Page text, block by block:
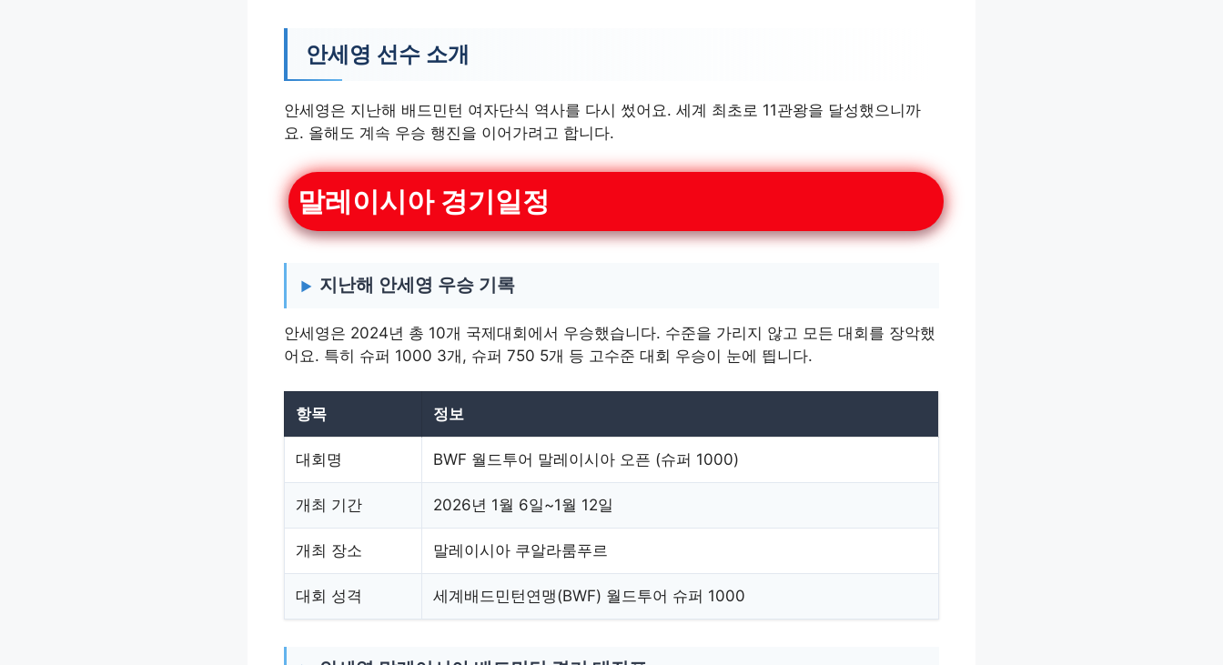
안세영 선수 소개
안세영은 지난해 배드민턴 여자단식 역사를 다시 썼어요. 세계 최초로 11관왕을 달성했으니까
요. 올해도 계속 우승 행진을 이어가려고 합니다.
말레이시아 경기일정
지난해 안세영 우승 기록
안세영은 2024년 총 10개 국제대회에서 우승했습니다. 수준을 가리지 않고 모든 대회를 장악했
어요. 특히 슈퍼 1000 3개, 슈퍼 750 5개 등 고수준 대회 우승이 눈에 띕니다.
항목 정보
대회명 BWF 월드투어 말레이시아 오픈 (슈퍼 1000)
개최 기간 2026년 1월 6일~1월 12일
개최 장소 말레이시아 쿠알라룸푸르
대회 성격 세계배드민턴연맹(BWF) 월드투어 슈퍼 1000